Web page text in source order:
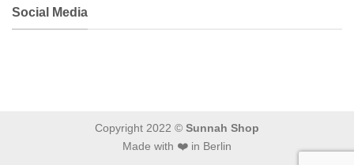
Social Media
Copyright 2022 © Sunnah Shop
Made with ❤️ in Berlin